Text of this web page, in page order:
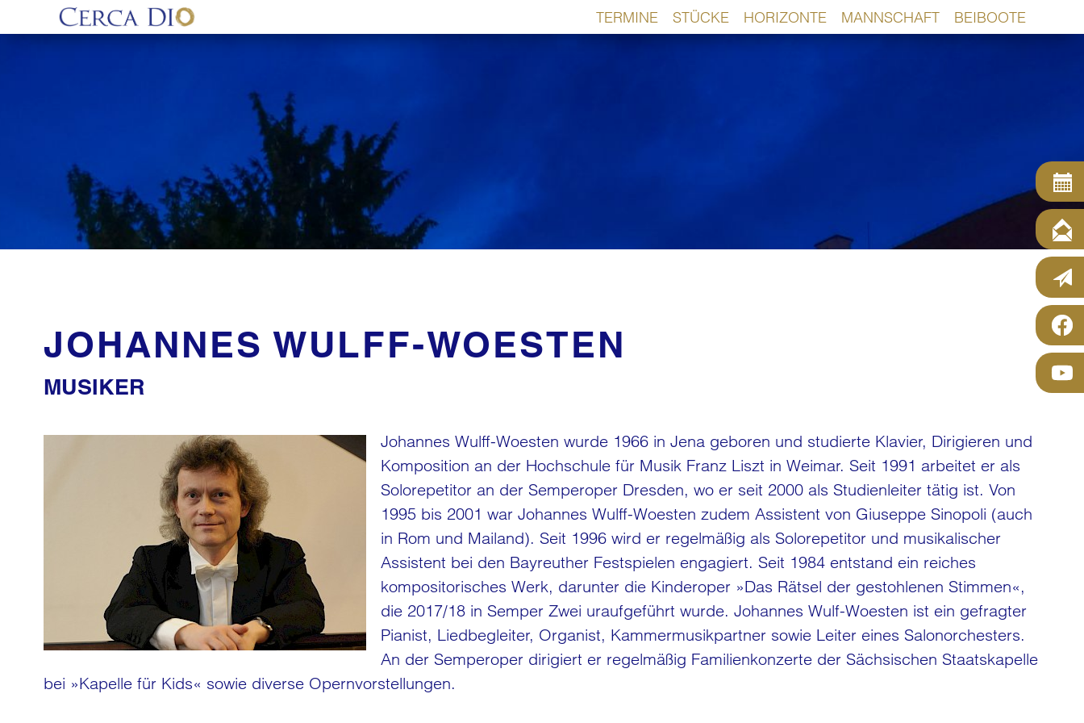
TERMINE STÜCKE HORIZONTE MANNSCHAFT BEIBOOTE
JOHANNES WULFF-WOESTEN
MUSIKER
Johannes Wulff-Woesten wurde 1966 in Jena geboren und studierte Klavier, Dirigieren und
Komposition an der Hochschule für Musik Franz Liszt in Weimar. Seit 1991 arbeitet er als
Solorepetitor an der Semperoper Dresden, wo er seit 2000 als Studienleiter tätig ist. Von
1995 bis 2001 war Johannes Wulff-Woesten zudem Assistent von Giuseppe Sinopoli (auch
in Rom und Mailand). Seit 1996 wird er regelmäßig als Solorepetitor und musikalischer
Assistent bei den Bayreuther Festspielen engagiert. Seit 1984 entstand ein reiches
kompositorisches Werk, darunter die Kinderoper »Das Rätsel der gestohlenen Stimmen«,
die 2017/18 in Semper Zwei uraufgeführt wurde. Johannes Wulf-Woesten ist ein gefragter
Pianist, Liedbegleiter, Organist, Kammermusikpartner sowie Leiter eines Salonorchesters.
An der Semperoper dirigiert er regelmäßig Familienkonzerte der Sächsischen Staatskapelle
bei »Kapelle für Kids« sowie diverse Opernvorstellungen.